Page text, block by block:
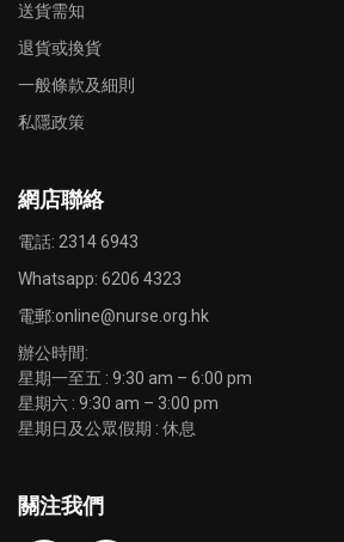
送貨需知
退貨或換貨
一般條款及細則
私隱政策
網店聯絡
電話: 2314 6943
Whatsapp: 6206 4323
電郵:online@nurse.org.hk
辦公時間:
星期一至五 : 9:30 am – 6:00 pm
星期六 : 9:30 am – 3:00 pm
星期日及公眾假期 : 休息
關注我們